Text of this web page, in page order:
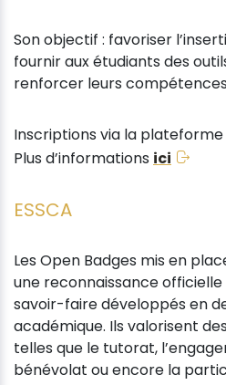
Son objectif : favoriser
fournir aux étudiants des
renforcer leurs
Inscriptions via la plateforme
Plus d’informations ici
ESSCA
Les Open Badges mis en
une reconnaissance
savoir-faire développés en
académique. Ils valorisent
telles que le tutorat,
bénévolat ou encore la